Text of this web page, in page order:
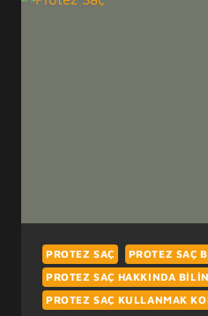
PROTEZ SAÇ
PROTEZ SAÇ
PROTEZ SAÇ HAKKINDA
PROTEZ SAÇ KULLANMAK